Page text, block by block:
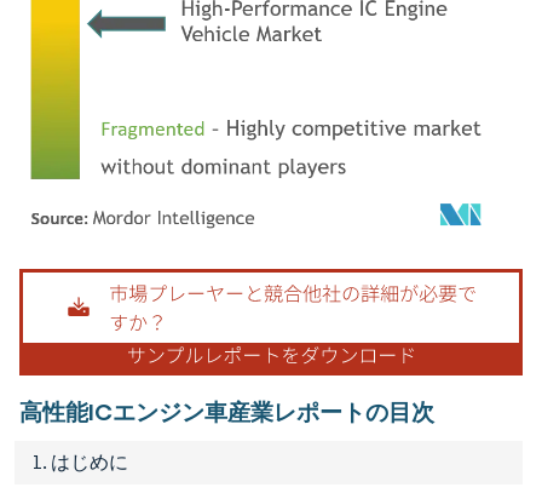
画像 © Mordor Intelligence。再利用にはCC BY 4.0の表示が必要です。
高性能ICエンジン車産業レポートの目次
1. はじめに